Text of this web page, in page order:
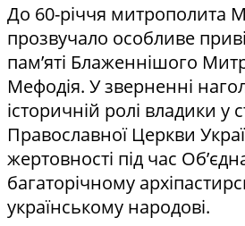
До 60-річчя митрополита
прозвучало особливе
пам’яті Блаженнішого
Мефодія. У зверненні
історичній ролі владики у
Православної Церкви
жертовності під час
багаторічному
українському народові.